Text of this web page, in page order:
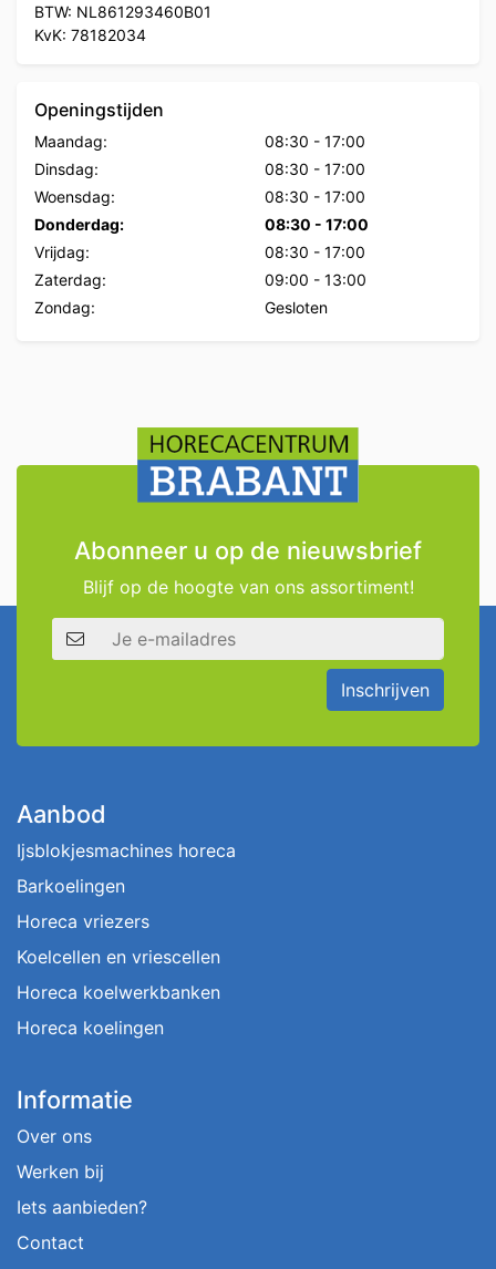
BTW: NL861293460B01
KvK: 78182034
Openingstijden
Maandag: 08:30 - 17:00
Dinsdag:
08:30 - 17:00
Woensdag:
08:30 - 17:00
Donderdag:
08:30 - 17:00
Vrijdag:
08:30 - 17:00
Zaterdag:
09:00 - 13:00
Zondag:
Gesloten
Abonneer u op de nieuwsbrief
Blijf op de hoogte van ons assortiment!
E-mailadres
Inschrijven
Aanbod
Ijsblokjesmachines horeca
Barkoelingen
Horeca vriezers
Koelcellen en vriescellen
Horeca koelwerkbanken
Horeca koelingen
Informatie
Over ons
Werken bij
Iets aanbieden?
Contact